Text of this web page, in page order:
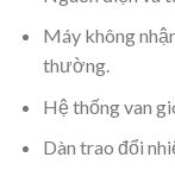
Máy không
thường.
Hệ thống van
Dàn trao đổi